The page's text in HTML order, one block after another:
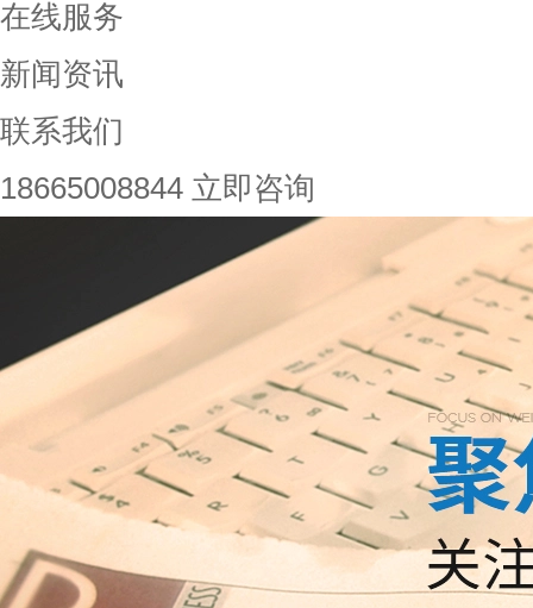
在线服务
新闻资讯
联系我们
18665008844 立即咨询